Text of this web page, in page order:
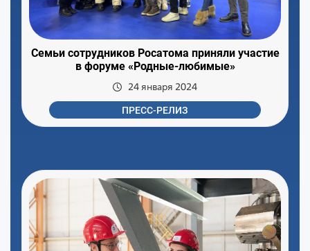
Семьи сотрудников Росатома приняли участие
в форуме «Родные-любимые»
24 января 2024
ПРЕСС-РЕЛИЗ